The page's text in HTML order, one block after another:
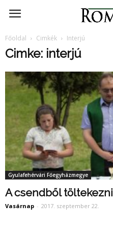
RomKat.ro
Főoldal Cimkék Interjú
Cimke: interjú
Gyulafehérvári Főegyházmegye
A csendből töltekezni
Vasárnap - 2017. szeptember 22.